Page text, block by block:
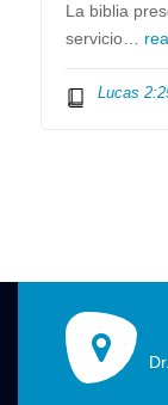
La biblia
servicio…
Lucas